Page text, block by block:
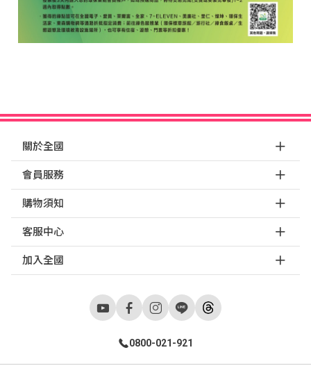
關於全國
會員服務
購物須知
客服中心
加入全國
0800-021-921